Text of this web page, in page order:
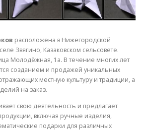
расположена в Нижегородской
Звягино, Казаковском сельсовете.
Молодёжная, 1а. В течение многих лет
созданием и продажей уникальных
местную культуру и традиции, а
на заказ.
свою деятельность и предлагает
включая ручные изделия,
подарки для различных